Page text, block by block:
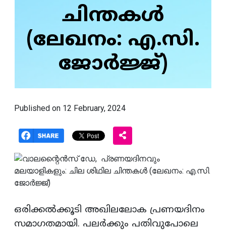
ചിന്തകള്‍
(ലേഖനം: എ.സി.
ജോര്‍ജ്ജ്)
Published on 12 February, 2024
ഒരിക്കല്‍ക്കൂടി അഖിലലോക പ്രണയദിനം
സമാഗതമായി. പലര്‍ക്കും പതിവുപോലെ